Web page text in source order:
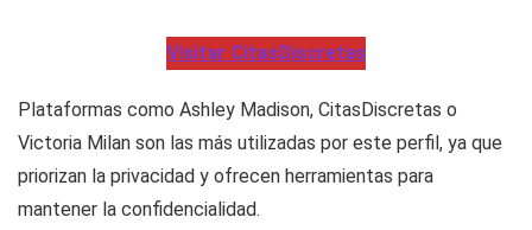
Visitar CitasDiscretas
Plataformas como Ashley Madison, CitasDiscretas o
Victoria Milan son las más utilizadas por este perfil, ya que
priorizan la privacidad y ofrecen herramientas para
mantener la confidencialidad.